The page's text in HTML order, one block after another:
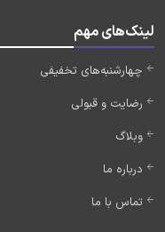
لینک‌های مهم
چهارشنبه‌های تخفیفی
رضایت و قبولی
وبلاگ
درباره ما
تماس با ما